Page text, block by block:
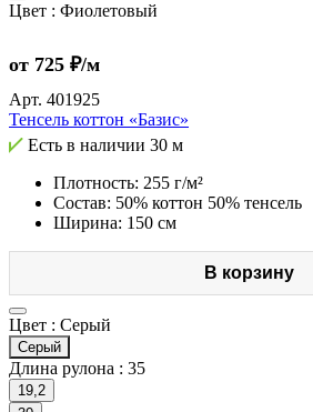
Цвет : Фиолетовый
от 725 ₽/м
Арт. 401925
Тенсель коттон «Базис»
Есть в наличии 30 м
Плотность: 255 г/м²
Состав: 50% коттон 50% тенсель
Ширина: 150 см
В корзину
Цвет : Серый
Серый
Длина рулона : 35
19,2